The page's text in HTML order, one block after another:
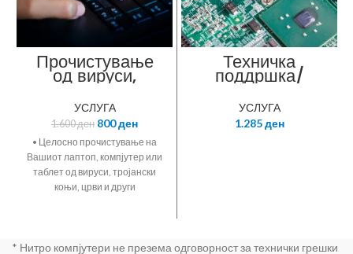
Прочистување
од вируси,
тројански коњи,
црви и друг
малициозен
софтвер на хард
дискот +
софтверска
оптимизација и
средување на
таблет –
УСЛУГА
1.600ден 800ден
• Целосно прочистување на
Вашиот лаптоп, компјутер или
таблет од вируси, тројански
коњи, црви и други
антивирусен софтвер и
Техничка
поддршка/
одржување на
систем / работен
час со договор за
одржување
УСЛУГА
1.285ден
* Нитро компјутери не презема одговорност за технички грешки